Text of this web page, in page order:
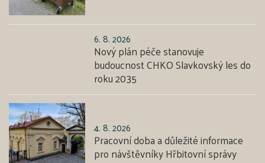
6. 8. 2026
Nový plán péče stanovuje
budoucnost CHKO Slavkovský les do
roku 2035
4. 8. 2026
Pracovní doba a důležité informace
pro návštěvníky Hřbitovní správy